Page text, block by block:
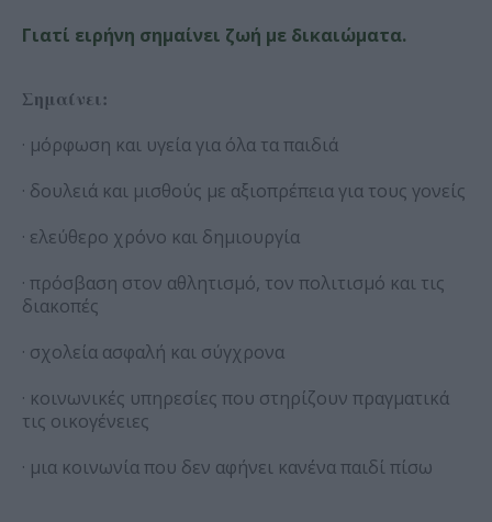
Γιατί ειρήνη σημαίνει ζωή με δικαιώματα.
Σημαίνει:
· μόρφωση και υγεία για όλα τα παιδιά
· δουλειά και μισθούς με αξιοπρέπεια για τους γονείς
· ελεύθερο χρόνο και δημιουργία
· πρόσβαση στον αθλητισμό, τον πολιτισμό και τις
διακοπές
· σχολεία ασφαλή και σύγχρονα
· κοινωνικές υπηρεσίες που στηρίζουν πραγματικά
τις οικογένειες
· μια κοινωνία που δεν αφήνει κανένα παιδί πίσω